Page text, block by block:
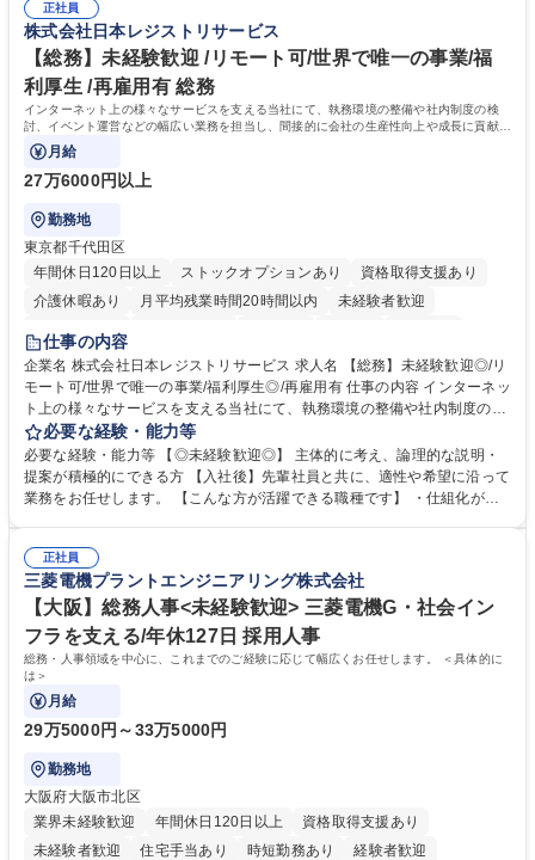
の他に担当頂く業務が発生する場合があります。 募集職種 【営業事務】
業務職/三井物産グループ/平均残業時間10H/完全週休2日
ション力がある方。 ・チャレンジを厭わず、粘り強く業務に取り組める
方。多様な関係者と謙虚に信頼関係を構築でき、期限を意識したスケジュ
ール管理が出来る方。※将来的に他部署（営業部門、コーポレート部門）
へのジョブローテーションの可能性があります。 学歴・資格 学歴：大学
院 大学 語学力： 資格：宅地建物取引士
正社員
株式会社日本レジストリサービス
【総務】未経験歓迎 /リモート可/世界で唯一の事業/福
利厚生 /再雇用有 総務
インターネット上の様々なサービスを支える当社にて、執務環境の整備や社内制度の検
討、イベント運営などの幅広い業務を担当し、間接的に会社の生産性向上や成長に貢献し
ている部署です。
月給
27万6000円以上
勤務地
東京都千代田区
年間休日120日以上
ストックオプションあり
資格取得支援あり
介護休暇あり
月平均残業時間20時間以内
未経験者歓迎
住宅手当あり
完全週休2日制
交通費支給 駅近5分以内 土日祝休み 服装自由
仕事の内容
企業名 株式会社日本レジストリサービス 求人名 【総務】未経験歓迎◎/リ
モート可/世界で唯一の事業/福利厚生◎/再雇用有 仕事の内容 インターネッ
ト上の様々なサービスを支える当社にて、執務環境の整備や社内制度の検
討、イベント運営などの幅広い業務を担当し、間接的に会社の生産性向上
や成長に貢献している部署です。 会社の全メンバーが安心して長く成果を
発揮できる環境を整えるために、毎日のメンテナンスや維持管理に加え、
新たな施策検討を積極的に行っていただき、会社全体を巻き込み課題解決
幅広い業務の体得が可能で、多様なキャリアパスを描くことも可能です。
募集職種 【総務】未経験歓迎◎/リモート可/世界で唯一の事業/福利厚生◎/
再雇用有
必要な経験・能力等
必要な経験・能力等 【◎未経験歓迎◎】 主体的に考え、論理的な説明・
提案が積極的にできる方 【入社後】先輩社員と共に、適性や希望に沿って
業務をお任せします。 【こんな方が活躍できる職種です】 ・仕組化が好
対処できる・新しいことに興味関心がある 【魅力】■自己啓発支援：資格
取得や通信教育など費用の80%（年間25万円まで）を補助 ■住宅手当：家
賃の50%（月額7万円まで）を補助 学歴・資格 学歴：大学院 大学 語学
力： 資格：
正社員
三菱電機プラントエンジニアリング株式会社
【大阪】総務人事<未経験歓迎> 三菱電機G・社会イン
フラを支える/年休127日 採用人事
総務・人事領域を中心に、これまでのご経験に応じて幅広くお任せします。 ＜具体的に
は＞
月給
29万5000円～33万5000円
勤務地
大阪府大阪市北区
業界未経験歓迎
年間休日120日以上
資格取得支援あり
未経験者歓迎
住宅手当あり 時短勤務あり
経験者歓迎